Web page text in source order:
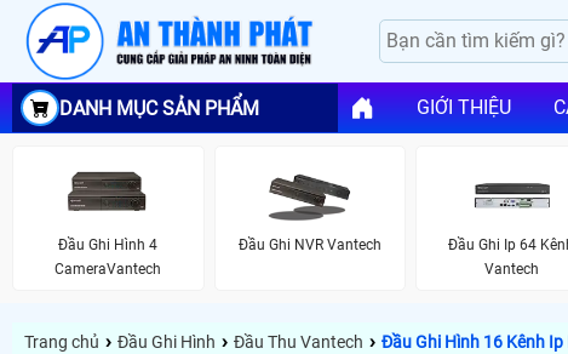
DANH MỤC SẢN PHẨM GIỚI THIỆU
Đầu Ghi Hình 4
CameraVantech
Đầu Ghi NVR Vantech
Đầu Ghi Ip 64
Vantech
Trang chủ › Đầu Ghi Hình › Đầu Thu Vantech › Đầu Ghi Hình 16 Kênh